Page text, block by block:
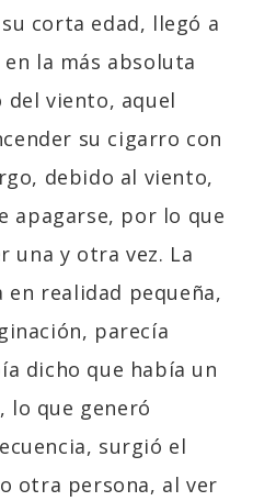
corta edad, llegó a
la más absoluta
del viento, aquel
su cigarro con
debido al viento,
apagarse, por lo que
una y otra vez. La
realidad pequeña,
parecía
dicho que había un
lo que generó
surgió el
otra persona, al ver